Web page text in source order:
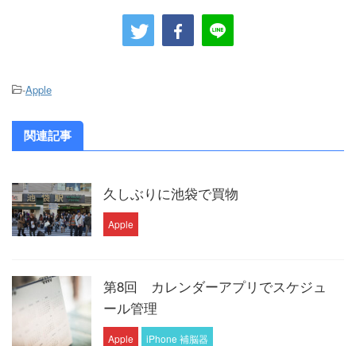
-Apple
関連記事
久しぶりに池袋で買物
Apple
第8回 カレンダーアプリでスケジュ
ール管理
Apple iPhone 補脳器